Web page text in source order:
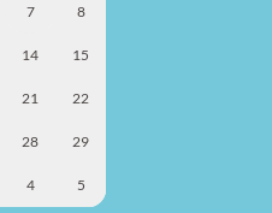
7 8
14 15
21 22
28 29
4 5